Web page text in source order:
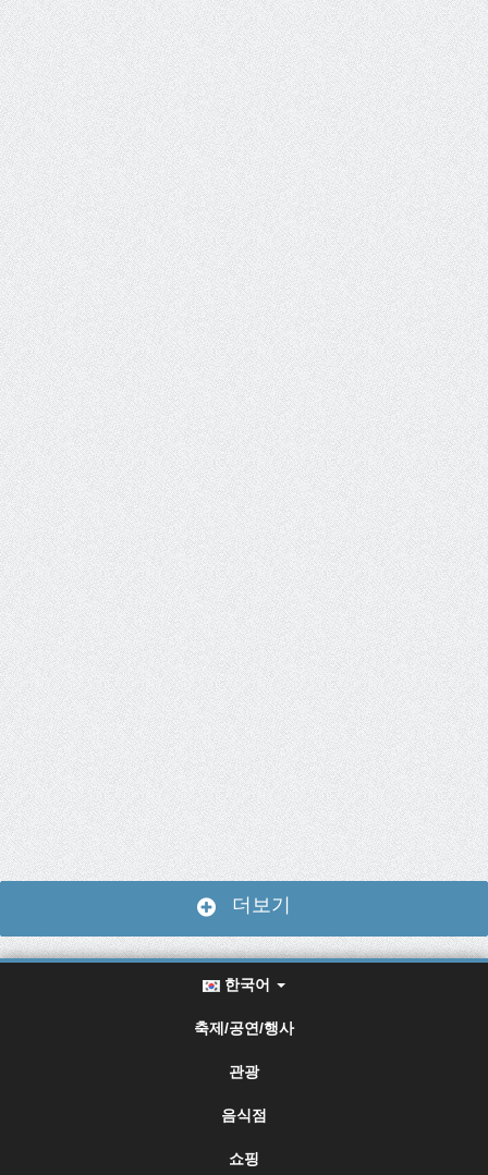
더보기
한국어
축제/공연/행사
관광
음식점
쇼핑